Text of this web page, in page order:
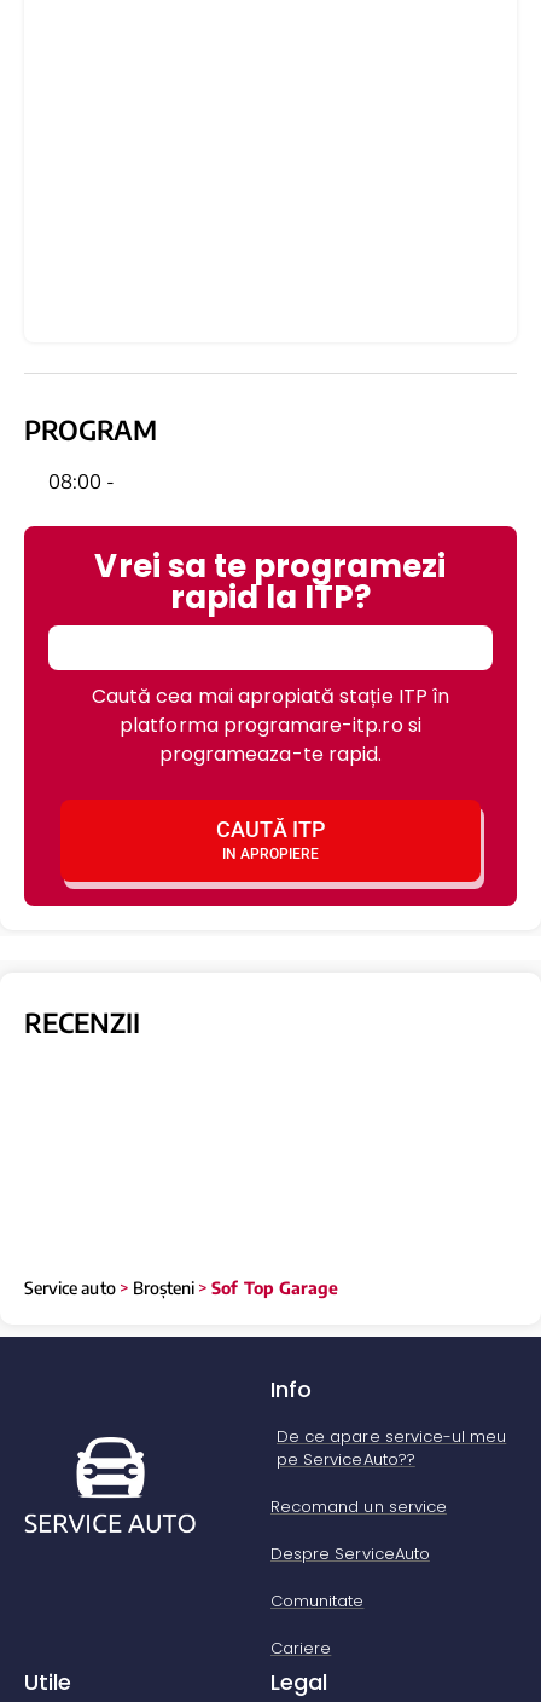
PROGRAM
08:00 -
Vrei sa te programezi
rapid la ITP?
Caută cea mai apropiată stație ITP în
platforma programare-itp.ro si
programeaza-te rapid.
CAUTĂ ITP
IN APROPIERE
RECENZII
Service auto> Broșteni >Sof Top Garage
Info
De ce apare service-ul meu
pe ServiceAuto??
Recomand un service
Despre ServiceAuto
Comunitate
Cariere
Utile Legal